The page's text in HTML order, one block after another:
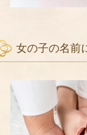
女の子の名前